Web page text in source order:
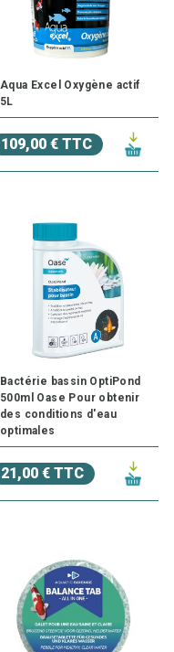
Aqua Excel Oxygène actif
5L
109,00 € TTC
Bactérie bassin OptiPond
500ml Oase Pour obtenir
des conditions d'eau
optimales
21,00 € TTC